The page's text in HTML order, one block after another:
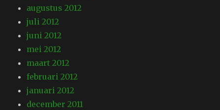
augustus 2012
juli 2012
juni 2012
mei 2012
maart 2012
februari 2012
januari 2012
december 2011